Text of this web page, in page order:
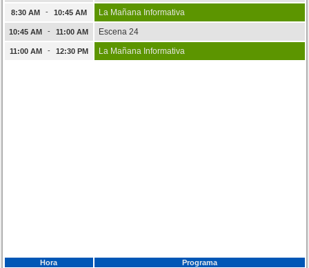
8:30 AM - 10:45 AM La Mañana Informativa
10:45 AM - 11:00 AM Escena 24
11:00 AM - 12:30 PM La Mañana Informativa
Hora
Programa